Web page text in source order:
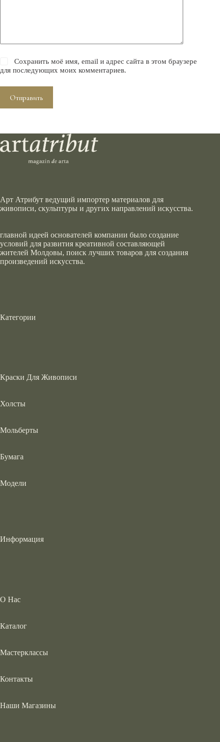
Сохранить моё имя, email и адрес сайта в этом браузере
для последующих моих комментариев.
Отправить
Арт Атрибут ведущий импортер материалов для
живописи, скульптуры и других направлений искусства.
главной идеей основателей компании было создание
условий для развития креативной составляющей
жителей Молдовы, поиск лучших товаров для создания
произведений искусства.
Категории
Краски Для Живописи
Холсты
Мольберты
Бумага
Модели
Информация
О Нас
Каталог
Мастерклассы
Контакты
Наши Магазины